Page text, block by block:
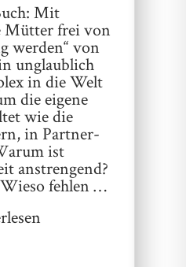
Mit
Mütter frei von
werden“ von
unglaublich
in die Welt
die eigene
wie die
in Partner-
ist
anstrengend?
fehlen …